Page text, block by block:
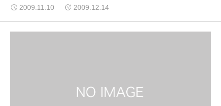
2009.11.10 2009.12.14